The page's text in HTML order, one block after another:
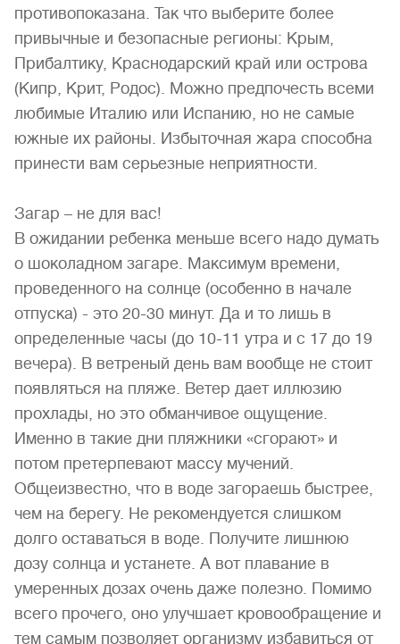
противопоказана. Так что выберите более
привычные и безопасные регионы: Крым,
Прибалтику, Краснодарский край или острова
(Кипр, Крит, Родос). Можно предпочесть всеми
любимые Италию или Испанию, но не самые
южные их районы. Избыточная жара способна
принести вам серьезные неприятности.
Загар – не для вас!
В ожидании ребенка меньше всего надо думать
о шоколадном загаре. Максимум времени,
проведенного на солнце (особенно в начале
отпуска) - это 20-30 минут. Да и то лишь в
определенные часы (до 10-11 утра и с 17 до 19
вечера). В ветреный день вам вообще не стоит
появляться на пляже. Ветер дает иллюзию
прохлады, но это обманчивое ощущение.
Именно в такие дни пляжники «сгорают» и
потом претерпевают массу мучений.
Общеизвестно, что в воде загораешь быстрее,
чем на берегу. Не рекомендуется слишком
долго оставаться в воде. Получите лишнюю
дозу солнца и устанете. А вот плавание в
умеренных дозах очень даже полезно. Помимо
всего прочего, оно улучшает кровообращение и
тем самым позволяет организму избавиться от